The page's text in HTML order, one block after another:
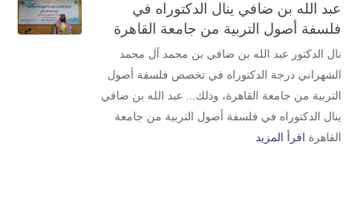
عبد الله بن ضافي ينال الدكتوراه في
فلسفة أصول التربية من جامعة القاهرة
نال الدكتور عبد الله بن ضافي بن محمد آل محمد
الشهراني درجة الدكتوراه في تخصص فلسفة أصول
التربية من جامعة القاهرة، وذلك... عبد الله بن ضافي
ينال الدكتوراه في فلسفة أصول التربية من جامعة
القاهرة اقرأ المزيد